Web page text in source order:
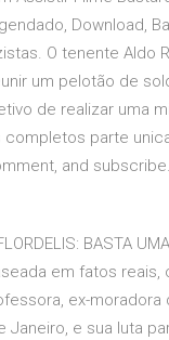
Download,
O tenente Aldo
um pelotão de
de realizar uma
parte
and
BASTA
em fatos
ex-moradora
Janeiro, e sua luta